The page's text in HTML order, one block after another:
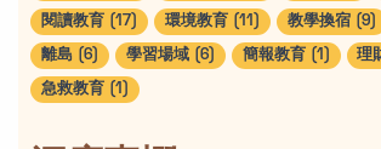
閱讀教育 (17) 環境教育 (11) 教學換宿 (9)
離島 (6) 學習場域 (6) 簡報教育 (1) 理
急救教育 (1)